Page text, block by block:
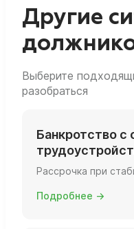
Другие
Выберите
разобраться
Банкротство
Рассрочка при
Подробнее →